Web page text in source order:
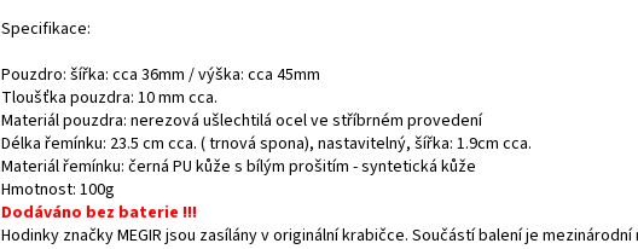
Specifikace:
Pouzdro: šířka: cca 36mm / výška: cca 45mm
Tloušťka pouzdra: 10 mm cca.
Materiál pouzdra: nerezová ušlechtilá ocel ve stříbrném provedení
Délka řemínku: 23.5 cm cca. ( trnová spona), nastavitelný, šířka: 1.9cm cca.
Materiál řemínku: černá PU kůže s bílým prošitím - syntetická kůže
Hmotnost: 100g
Dodáváno bez baterie !!!
Hodinky značky MEGIR jsou zasílány v originální krabičce. Součástí balení je mezinárodní